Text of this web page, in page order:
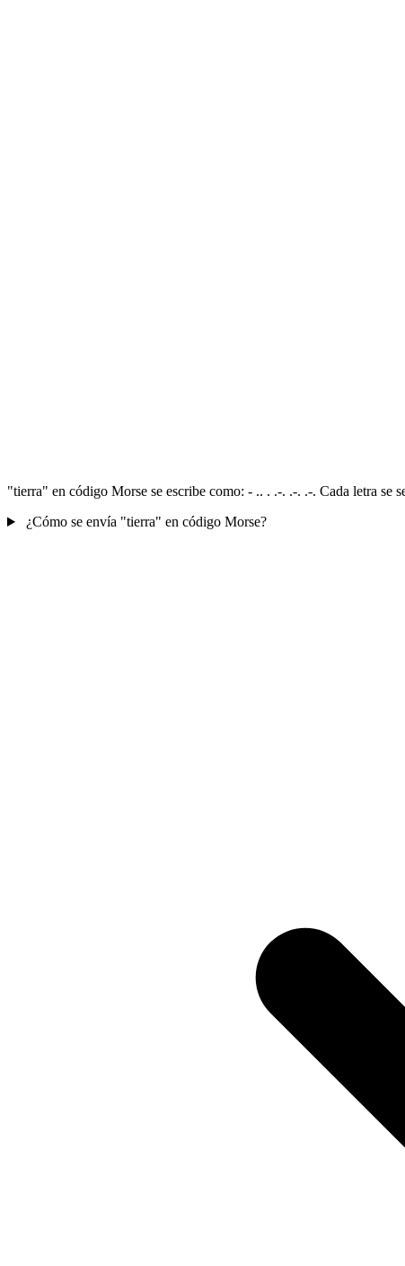
"tierra" en código Morse se escribe como: - .. . .-. .-. .-. Cada letra se
¿Cómo se envía "tierra" en código Morse?